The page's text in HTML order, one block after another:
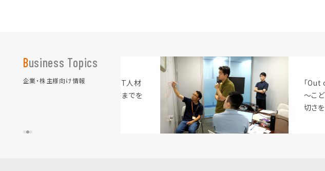
Business Topics
企業・株主様向け情報
「Out of KidZania in 滝沢 2026」にブース出展
〜こども達に"施⼯管理技⼠"の仕事と安全の⼤
切さを伝える職業体験を実施〜